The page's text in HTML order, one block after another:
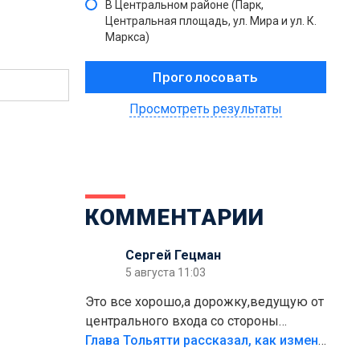
В Центральном районе (Парк,
Центральная площадь, ул. Мира и ул. К.
Маркса)
Просмотреть результаты
КОММЕНТАРИИ
Сергей Гецман
5 августа 11:03
Это все хорошо,а дорожку,ведущую от
центрального входа со стороны
кафе"Мираж" к аттракционам слабо
Глава Тольятти рассказал, как изменится парк Центрального района